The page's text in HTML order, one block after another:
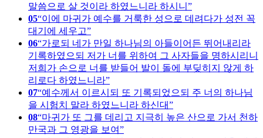
말씀으로 살 것이라 하였느니라 하시니
05 이에 마귀가 예수를 거룩한 성으로 데려다가 성전 꼭
대기에 세우고
06 가로되 네가 만일 하나님의 아들이어든 뛰어내리라
기록하였으되 저가 너를 위하여 그 사자들을 명하시리니
저희가 손으로 너를 받들어 발이 돌에 부딪히지 않게 하
리로다 하였느니라
07 예수께서 이르시되 또 기록되었으되 주 너의 하나님
을 시험치 말라 하였느니라 하신대
08 마귀가 또 그를 데리고 지극히 높은 산으로 가서 천하
만국과 그 영광을 보여